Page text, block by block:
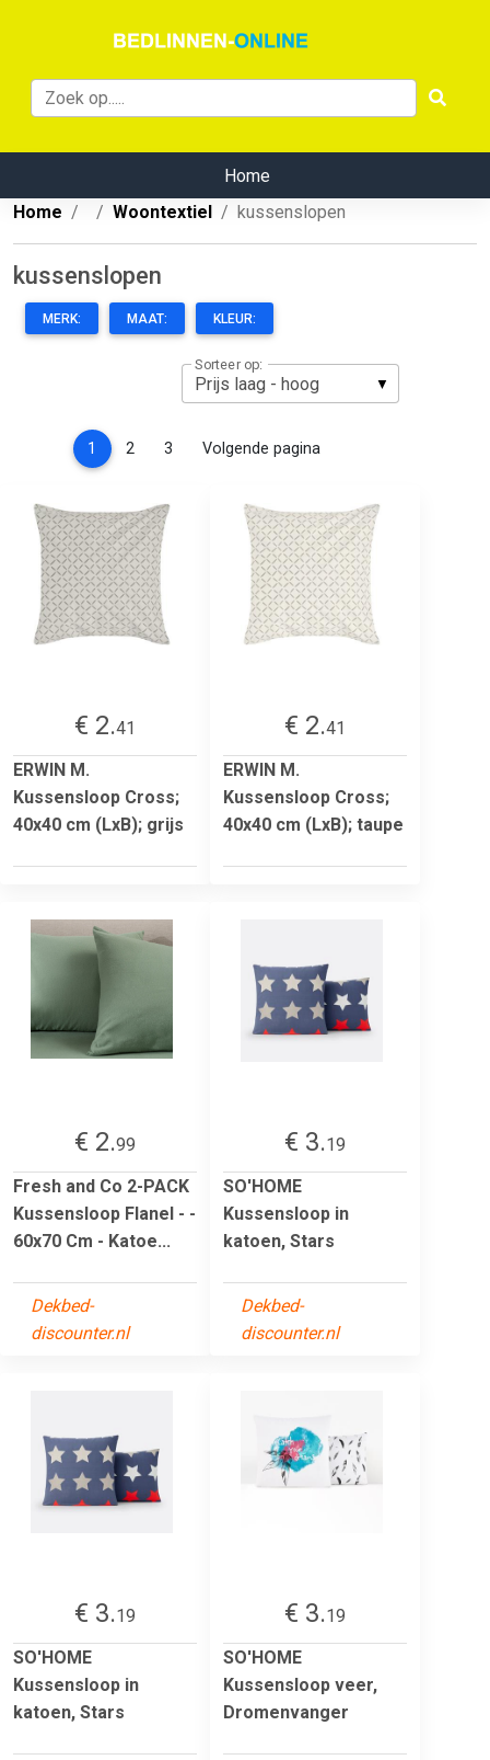
Home
Home
Woontextiel kussenslopen
kussenslopen
MERK: MAAT: KLEUR:
Sorteer op:
1 (current)
2 3 Volgende pagina
€ 2.41
ERWIN M.
Kussensloop Cross;
40x40 cm (LxB); grijs
€ 2.41
ERWIN M.
Kussensloop Cross;
40x40 cm (LxB); taupe
€ 2.99
Fresh and Co 2-PACK
Kussensloop Flanel - -
60x70 Cm - Katoe...
Dekbed-
discounter.nl
€ 3.19
SO'HOME
Kussensloop in
katoen, Stars
Dekbed-
discounter.nl
€ 3.19
SO'HOME
Kussensloop in
katoen, Stars
€ 3.19
SO'HOME
Kussensloop veer,
Dromenvanger